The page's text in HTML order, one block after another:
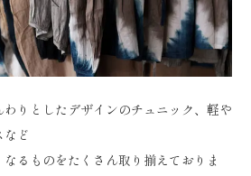
りとしたデザインのチュニック、軽や
ど
るものをたくさん取り揃えておりま